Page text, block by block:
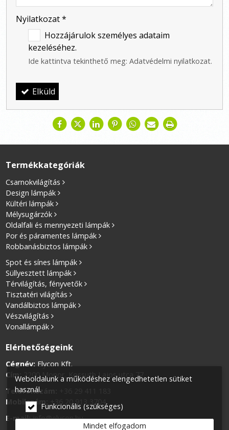
Nyilatkozat*
Hozzájárulok személyes adataim
kezeléséhez.
Ide kattintva tekinthető meg: Adatvédelmi nyilatkozat.
Elküld
Termékkategóriák
Csarnokvilágítás
Design lámpák
Kültéri lámpák
Mélysugárzók
Oldalfali és mennyezeti lámpák
Por és páramentes lámpák
Robbanásbiztos lámpák
Spot és sínes lámpák
Süllyesztett lámpák
Térvilágítás, fényvetők
Tisztatéri világítás
Vandálbiztos lámpák
Vészvilágítás
Vonallámpák
Elérhetőségeink
Cégnév:Elycon Kft.
Cím:2200 Monor, Kossuth Lajos utca 77.
Telefonszám:
Mobilszám:
+36 20 913 3704
E-mail: info@elycon.hu
Weboldalunk a működéshez elengedhetetlen sütiket
használ.
Funkcionális (szükséges)
Mindet elfogadom